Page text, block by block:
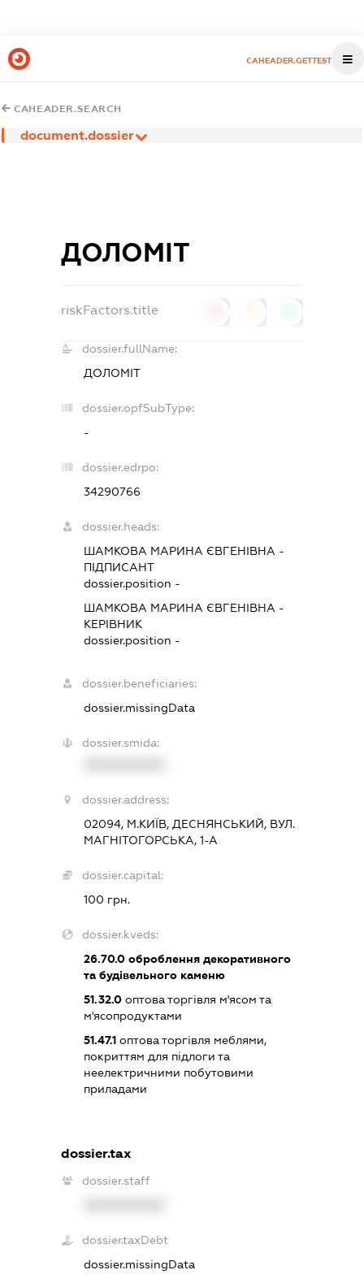
CAHEADER.GETTEST
CAHEADER.SEARCH
document.dossier
ДОЛОМІТ
riskFactors.title
dossier.fullName:
ДОЛОМІТ
dossier.opfSubType:
-
dossier.edrpo:
34290766
dossier.heads:
ШАМКОВА МАРИНА ЄВГЕНІВНА -
ПІДПИСАНТ
dossier.position -
ШАМКОВА МАРИНА ЄВГЕНІВНА -
КЕРІВНИК
dossier.position -
dossier.beneficiaries:
dossier.missingData
dossier.smida:
dossier.address:
02094, М.КИЇВ, ДЕСНЯНСЬКИЙ, ВУЛ.
МАГНІТОГОРСЬКА, 1-А
dossier.capital:
100 грн.
dossier.kveds:
26.70.0 оброблення декоративного
та будівельного каменю
51.32.0 оптова торгівля м'ясом та
м'ясопродуктами
51.47.1 оптова торгівля меблями,
покриттям для підлоги та
неелектричними побутовими
приладами
dossier.tax
dossier.staff
dossier.taxDebt
dossier.missingData